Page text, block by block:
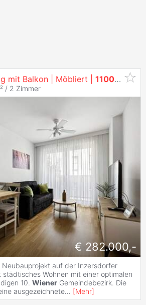
mit Balkon | Möbliert | 1100 Wien
/ 2 Zimmer
€ 282.000,-
Neubauprojekt auf der Inzersdorfer
städtisches Wohnen mit einer optimalen
10. Wiener Gemeindebezirk. Die
ausgezeichnete... [Mehr]